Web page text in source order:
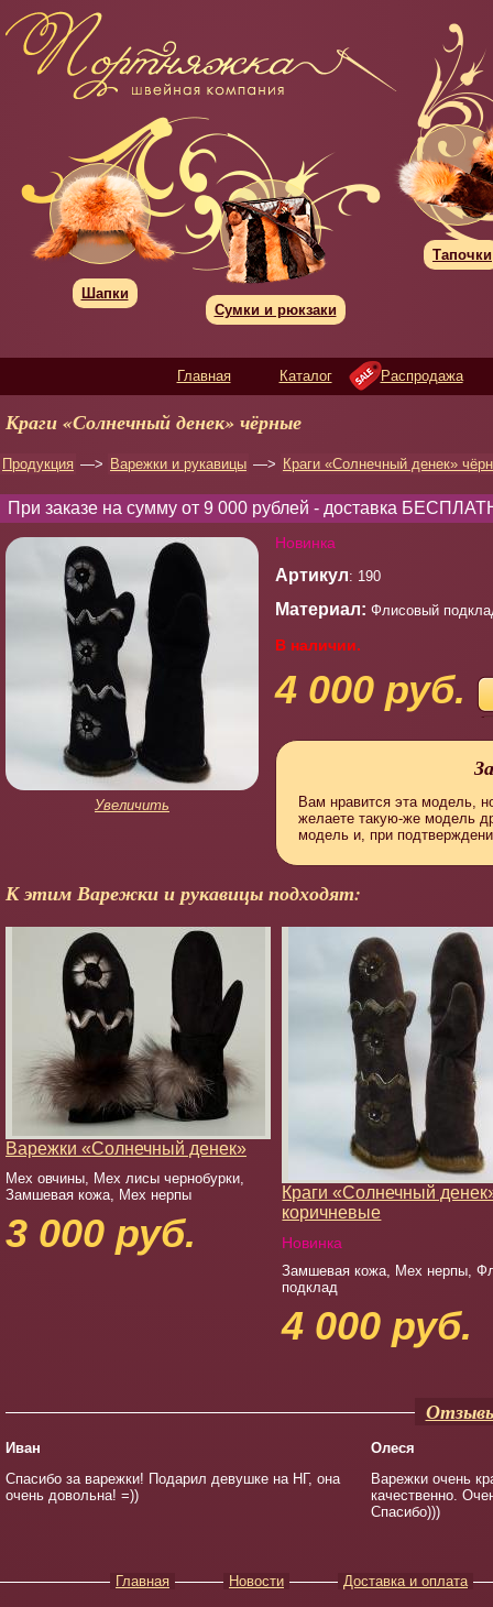
Шапки
Сумки и рюкзаки
Тапочки
Главная Каталог Распродажа
Краги «Солнечный денек» чёрные
Продукция —> Варежки и рукавицы —> Краги «Солнечный денек»
При заказе на сумму от 9 000 рублей - доставка
Увеличить
Новинка
Артикул: 190
Материал: Флисовый
В наличии.
4 000 руб.
Вам нравится эта модель,
желаете такую-же модель
модель и, при
К этим Варежки и рукавицы подходят:
Варежки «Солнечный денек»
Мех овчины, Мех лисы чернобурки,
Замшевая кожа, Мех нерпы
3 000 руб.
Краги «Солнечный
коричневые
Новинка
Замшевая кожа, Мех нерпы,
подклад
4 000 руб.
Иван
Спасибо за варежки! Подарил девушке на НГ, она
очень довольна! =))
Олеся
Варежки очень
качественно.
Спасибо)))
Главная Новости Доставка и оплата